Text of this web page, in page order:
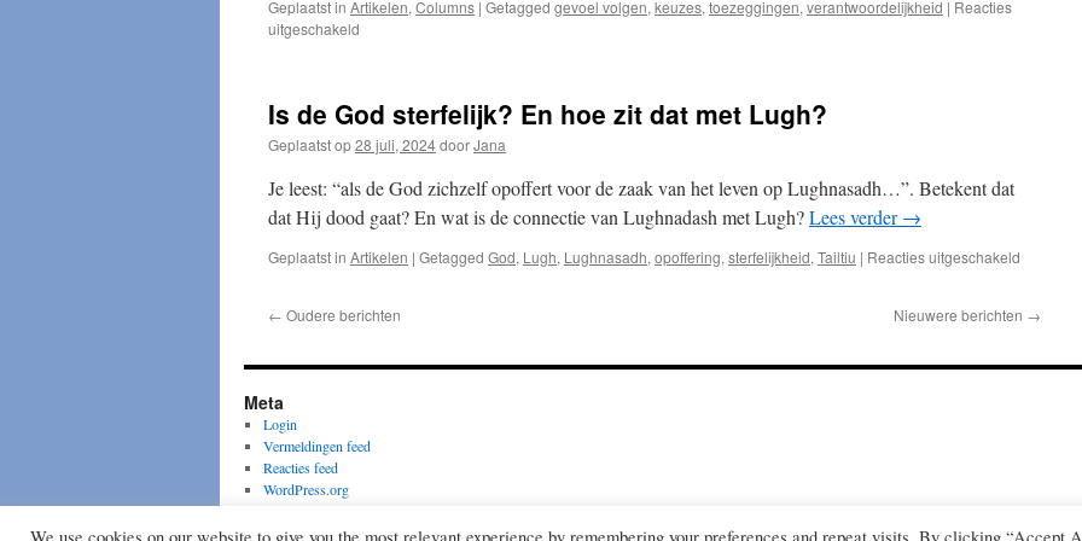
Geplaatst in Artikelen, Columns | Getagged gevoel volgen, keuzes, toezeggingen, verantwoordelijkheid | Reacties
uitgeschakeld
Is de God sterfelijk? En hoe zit dat met Lugh?
Geplaatst op28 juli, 2024doorJana
Je leest: “als de God zichzelf opoffert voor de zaak van het leven op Lughnasadh…”. Betekent dat
dat Hij dood gaat? En wat is de connectie van Lughnadash met Lugh?Lees verder→
Geplaatst in Artikelen | Getagged God, Lugh, Lughnasadh, opoffering, sterfelijkheid, Tailtiu | Reacties uitgeschakeld
God
En
← Oudere berichten Nieuwere berichten →
Meta
Login
Vermeldingen feed
Reacties feed
WordPress.org
Wiccan Rede
We use cookies on our website to give you the most relevant experience by remembering your preferences and repeat visits. By clicking “Accept